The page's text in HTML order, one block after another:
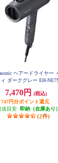
ヘアードライヤー
ィ ダークグレー EH-
7,470円
(税込)
747円分ポイント還元
送目安: 即納（在庫あり）
(2件)